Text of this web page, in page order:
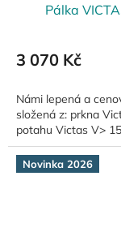
Pálka
3 070 Kč
Námi lepená a
složená z: prkna
potahu Victas V>
Novinka 2026